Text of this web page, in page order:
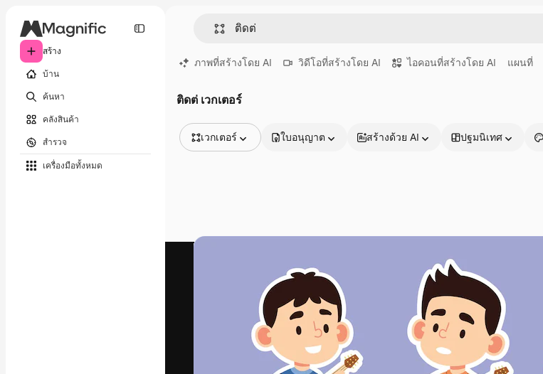
สร้าง
บ้าน
ค้นหา
คลังสินค้า
สำรวจ
เครื่องมือทั้งหมด
ภาพที่สร้างโดย AI วิดีโอที่สร้างโดย AI ไอคอนที่สร้างโดย AI แผนที่
ติดต่ เวกเตอร์
เวกเตอร์
วิดีโอ
ใบอนุญาต สร้างด้วย AI ปฐมนิเทศ
แพลตฟอร์มสร้างสรรค์เพื่อผลักดันผลงานที่ดี
ที่สุดของคุณ ผู้ใช้งานกว่า 1 ล้านราย
ครอบคลุมทั้งครีเอทีฟ, บริษัท, เอเจนซี และสตูดิ
ผลิตภัณฑ์
Spaces
ผู้ช่วย AI
เครื่องมือสร้าง